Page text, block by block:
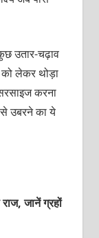
उतार-चढ़ाव
लेकर थोड़ा
करना
से उबरने का ये
जानें ग्रहों